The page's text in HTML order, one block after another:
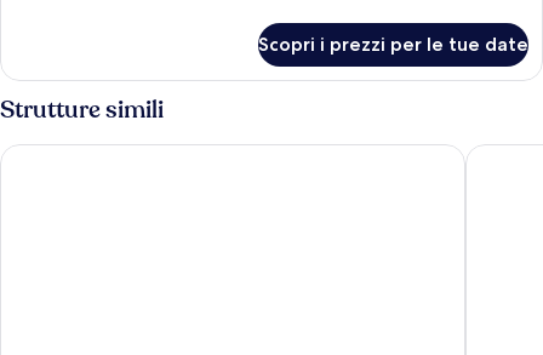
Room
Scopri i prezzi per le tue date
Strutture simili
Scandic Sunnfjord Hotel & Spa Førde